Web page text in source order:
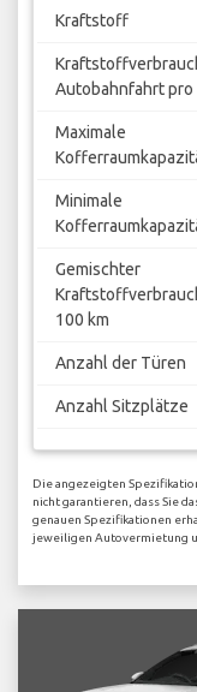
Kraftstoff
Autobahnfahrt pro
Maximale
Minimale
Gemischter
100 km
Anzahl der Türen
Anzahl Sitzplätze
Die angezeigten
nicht garantieren, dass Sie
genauen Spezifikationen
jeweiligen Autovermietung